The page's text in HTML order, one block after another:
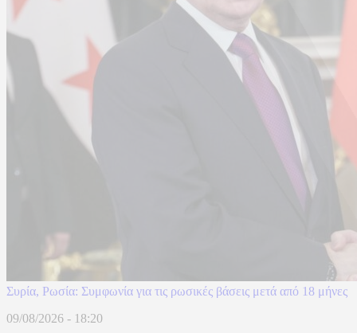
Συρία, Ρωσία: Συμφωνία για τις ρωσικές βάσεις μετά από 18 μήνες
09/08/2026 - 18:20